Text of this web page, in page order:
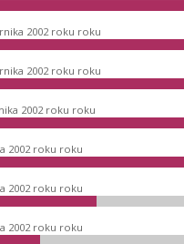
2002 roku roku
2002 roku roku
2002 roku roku
2002 roku roku
2002 roku roku
2002 roku roku